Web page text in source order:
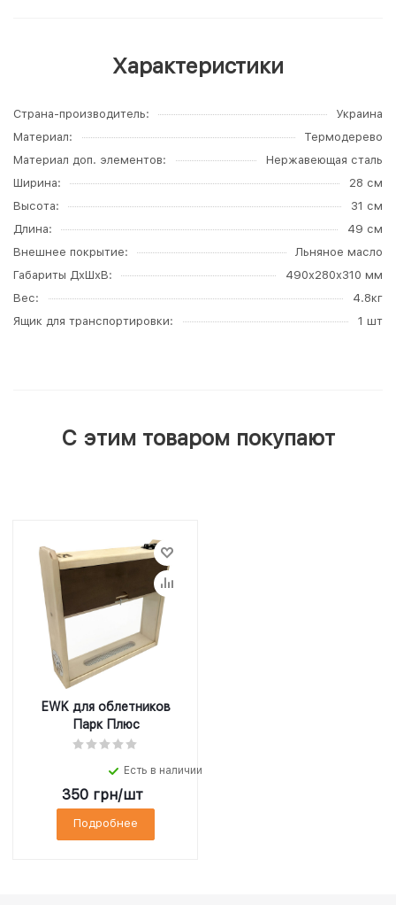
Характеристики
Страна-производитель
Украина
Материал
Термодерево
Материал доп. элементов
Нержавеющая сталь
Ширина
28 см
Высота
31 см
Длина
49 см
Внешнее покрытие
Льняное масло
Габариты ДхШхВ
490x280x310 мм
Вес
4.8кг
Ящик для транспортировки
1 шт
С этим товаром покупают
EWK для облетников
Парк Плюс
Есть в наличии
350 грн/шт
Подробнее